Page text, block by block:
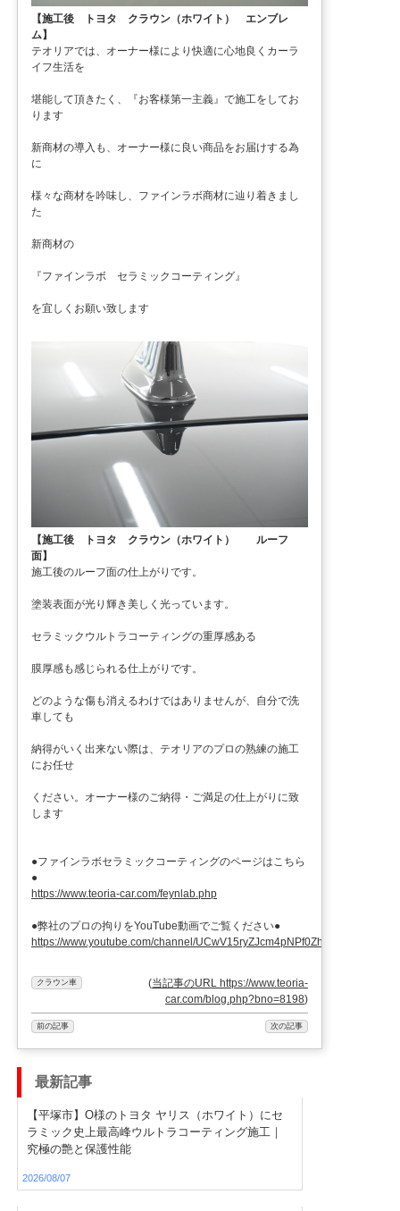
【施工後 トヨタ クラウン（ホワイト） エンブレ
ム】
テオリアでは、オーナー様により快適に心地良くカーラ
イフ生活を
堪能して頂きたく、『お客様第一主義』で施工をしてお
ります
新商材の導入も、オーナー様に良い商品をお届けする為
に
様々な商材を吟味し、ファインラボ商材に辿り着きまし
た
新商材の
『ファインラボ セラミックコーティング』
を宜しくお願い致します
【施工後 トヨタ クラウン（ホワイト） ルーフ
面】
施工後のルーフ面の仕上がりです。
塗装表面が光り輝き美しく光っています。
セラミックウルトラコーティングの重厚感ある
膜厚感も感じられる仕上がりです。
どのような傷も消えるわけではありませんが、自分で洗
車しても
納得がいく出来ない際は、テオリアのプロの熟練の施工
にお任せ
ください。オーナー様のご納得・ご満足の仕上がりに致
します
●ファインラボセラミックコーティングのページはこちら
●
https://www.teoria-car.com/feynlab.php
●弊社のプロの拘りをYouTube動画でご覧ください●
https://www.youtube.com/channel/UCwV15ryZJcm4pNPf0ZhXu9g
クラウン車 (当記事のURL https://www.teoria-
car.com/blog.php?bno=8198)
前の記事 次の記事
最新記事
【平塚市】O様のトヨタ ヤリス（ホワイト）にセ
ラミック史上最高峰ウルトラコーティング施工｜
究極の艶と保護性能
2026/08/07